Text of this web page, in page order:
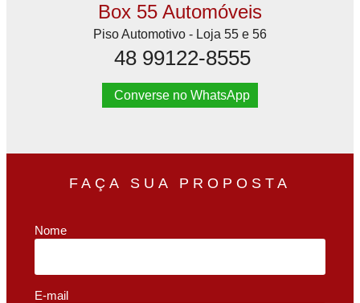
Box 55 Automóveis
Piso Automotivo - Loja 55 e 56
48 99122-8555
Converse no WhatsApp
FAÇA SUA PROPOSTA
Nome
E-mail